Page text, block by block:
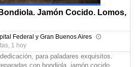
Jamón Cocido. Lomos,
Federal y Gran Buenos Aires
1 hoy
para paladares exquisitos.
con bondiola, jamón cocido,